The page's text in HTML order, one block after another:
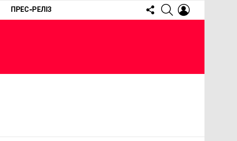
ПРЕС-РЕЛІЗ
FOLLOW
US
SEARCH